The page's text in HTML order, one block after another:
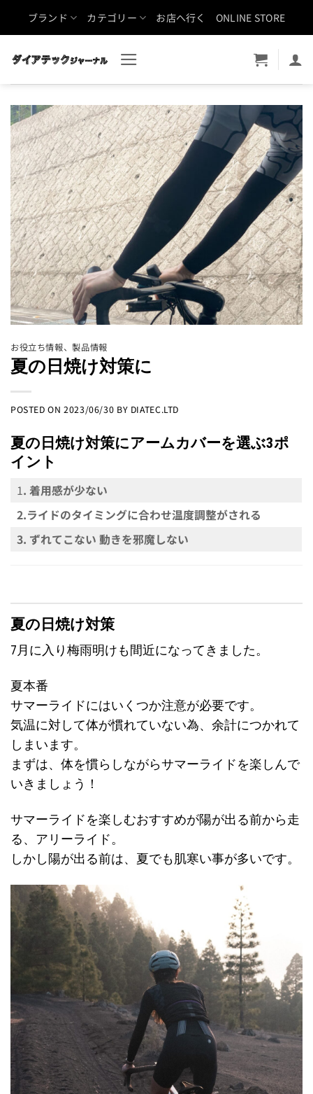
ブランド カテゴリー お店へ行く ONLINE STORE
お役立ち情報、製品情報
夏の日焼け対策に
POSTED ON2023/06/30 BY DIATEC.LTD
夏の日焼け対策にアームカバーを選ぶ3ポ
イント
1. 着用感が少ない
2.ライドのタイミングに合わせ温度調整がされる
3. ずれてこない 動きを邪魔しない
夏の日焼け対策
7月に入り梅雨明けも間近になってきました。
夏本番
サマーライドにはいくつか注意が必要です。
気温に対して体が慣れていない為、余計につかれて
しまいます。
まずは、体を慣らしながらサマーライドを楽しんで
いきましょう！
サマーライドを楽しむおすすめが陽が出る前から走
る、アリーライド。
しかし陽が出る前は、夏でも肌寒い事が多いです。